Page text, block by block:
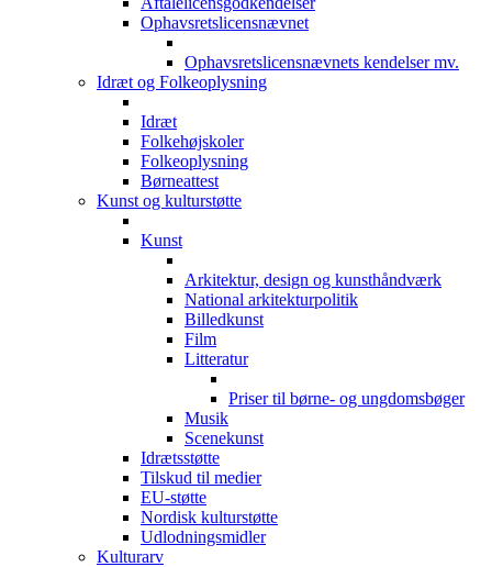
Ophavsretslicensnævnet
Ophavsretslicensnævnets kendelser mv.
Idræt og Folkeoplysning
Idræt
Folkehøjskoler
Folkeoplysning
Børneattest
Kunst og kulturstøtte
Kunst
Arkitektur, design og kunsthåndværk
National arkitekturpolitik
Billedkunst
Film
Litteratur
Priser til børne- og ungdomsbøger
Musik
Scenekunst
Idrætsstøtte
Tilskud til medier
EU-støtte
Nordisk kulturstøtte
Udlodningsmidler
Kulturarv